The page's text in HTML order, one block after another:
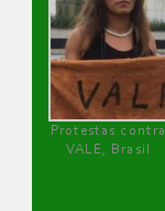
Protestas contra
VALE, Brasil